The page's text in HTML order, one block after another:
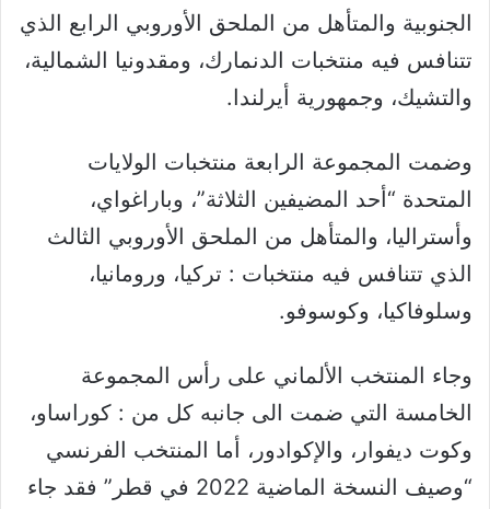
الجنوبية والمتأهل من الملحق الأوروبي الرابع الذي
تتنافس فيه منتخبات الدنمارك، ومقدونيا الشمالية،
والتشيك، وجمهورية أيرلندا.
وضمت المجموعة الرابعة منتخبات الولايات
المتحدة “أحد المضيفين الثلاثة”، وباراغواي،
وأستراليا، والمتأهل من الملحق الأوروبي الثالث
الذي تتنافس فيه منتخبات : تركيا، ورومانيا،
وسلوفاكيا، وكوسوفو.
وجاء المنتخب الألماني على رأس المجموعة
الخامسة التي ضمت الى جانبه كل من : كوراساو،
وكوت ديفوار، والإكوادور، أما المنتخب الفرنسي
“وصيف النسخة الماضية 2022 في قطر” فقد جاء